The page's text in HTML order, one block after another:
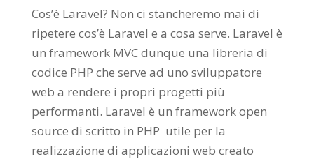
Cos’è Laravel? Non ci stancheremo mai di
ripetere cos’è Laravel e a cosa serve. Laravel è
un framework MVC dunque una libreria di
codice PHP che serve ad uno sviluppatore
web a rendere i propri progetti più
performanti. Laravel è un framework open
source di scritto in PHP utile per la
realizzazione di applicazioni web creato